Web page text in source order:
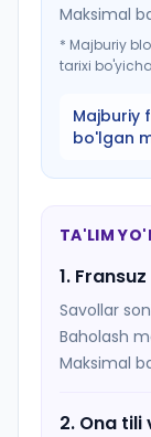
Maksimal
* Majburiy
tarixi
Majburiy
bo'lgan
TA'LIM
1.
Savollar
Baholash
Maksimal
2. Ona tili